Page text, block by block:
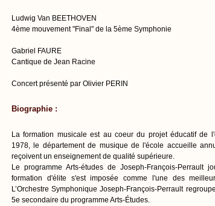
Ludwig Van BEETHOVEN
4ème mouvement "Final" de la 5ème Symphonie
Gabriel FAURE
Cantique de Jean Racine
Concert présenté par Olivier PERIN
Biographie :
La formation musicale est au coeur du projet éducatif de
1978, le département de musique de l'école accueille
reçoivent un enseignement de qualité supérieure.
Le programme Arts-études de Joseph-François-Perrault
formation d'élite s'est imposée comme l'une des
L’Orchestre Symphonique Joseph-François-Perrault
5e secondaire du programme Arts-Études.